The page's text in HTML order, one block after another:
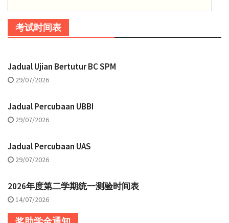
考试时间表
Jadual Ujian Bertutur BC SPM
29/07/2026
Jadual Percubaan UBBI
29/07/2026
Jadual Percubaan UAS
29/07/2026
2026年度第二学期统一测验时间表
14/07/2026